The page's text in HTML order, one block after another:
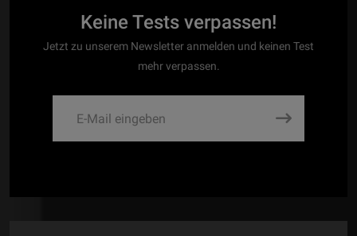
Keine Tests verpassen!
Jetzt zu unserem Newsletter anmelden und keinen Test
mehr verpassen.